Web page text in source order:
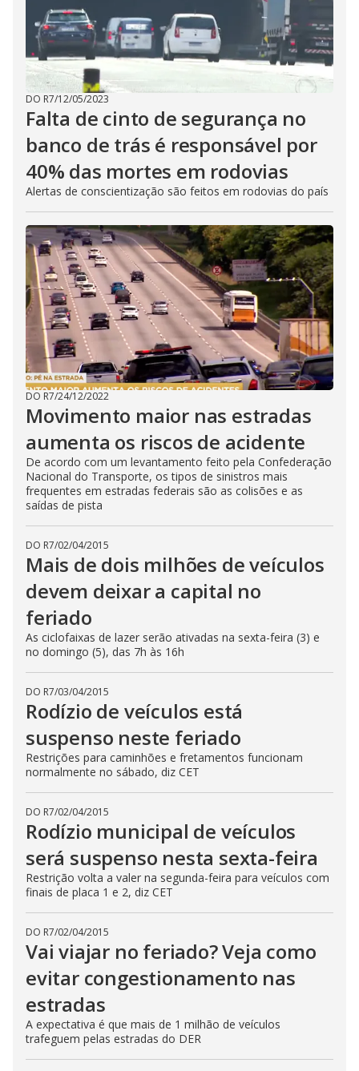
DO R7/12/05/2023
Falta de cinto de segurança no
banco de trás é responsável por
40% das mortes em rodovias
Alertas de conscientização são feitos em rodovias do país
DO R7/24/12/2022
Movimento maior nas estradas
aumenta os riscos de acidente
De acordo com um levantamento feito pela Confederação
Nacional do Transporte, os tipos de sinistros mais
frequentes em estradas federais são as colisões e as
saídas de pista
DO R7/02/04/2015
Mais de dois milhões de veículos
devem deixar a capital no
feriado
As ciclofaixas de lazer serão ativadas na sexta-feira (3) e
no domingo (5), das 7h às 16h
DO R7/03/04/2015
Rodízio de veículos está
suspenso neste feriado
Restrições para caminhões e fretamentos funcionam
normalmente no sábado, diz CET
DO R7/02/04/2015
Rodízio municipal de veículos
será suspenso nesta sexta-feira
Restrição volta a valer na segunda-feira para veículos com
finais de placa 1 e 2, diz CET
DO R7/02/04/2015
Vai viajar no feriado? Veja como
evitar congestionamento nas
estradas
A expectativa é que mais de 1 milhão de veículos
trafeguem pelas estradas do DER